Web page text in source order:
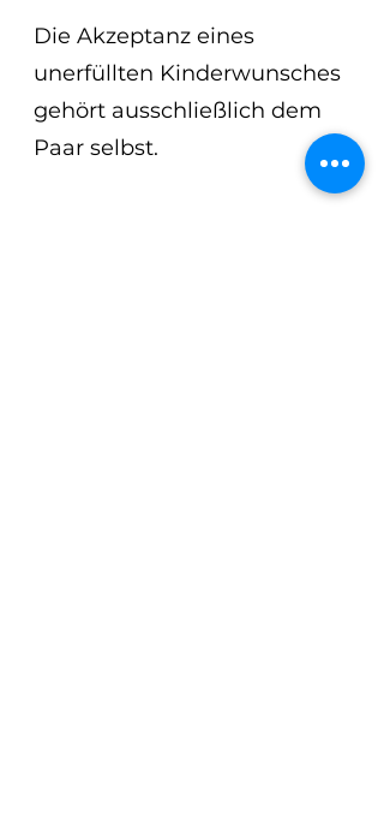
Die Akzeptanz eines
unerfüllten Kinderwunsches
gehört ausschließlich dem
Paar selbst.